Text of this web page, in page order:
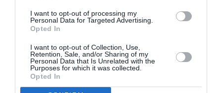
I want to opt-out of processing my
Personal Data for Targeted Advertising.
Opted In
I want to opt-out of Collection, Use,
Retention, Sale, and/or Sharing of my
Personal Data that Is Unrelated with the
Purposes for which it was collected.
Opted In
Cagliari, smantellata rete accusata di
favorire l’immigrazione irregolare: otto fermi